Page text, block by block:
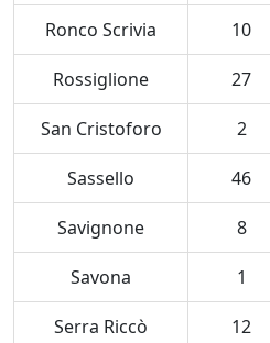
Ronco Scrivia 10
Rossiglione 27
San Cristoforo 2
Sassello 46
Savignone 8
Savona 1
Serra Riccò 12